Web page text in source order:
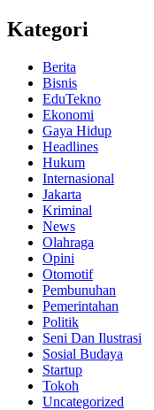
Kategori
Berita
Bisnis
EduTekno
Ekonomi
Gaya Hidup
Headlines
Hukum
Internasional
Jakarta
Kriminal
News
Olahraga
Opini
Otomotif
Pembunuhan
Pemerintahan
Politik
Seni Dan Ilustrasi
Sosial Budaya
Startup
Tokoh
Uncategorized